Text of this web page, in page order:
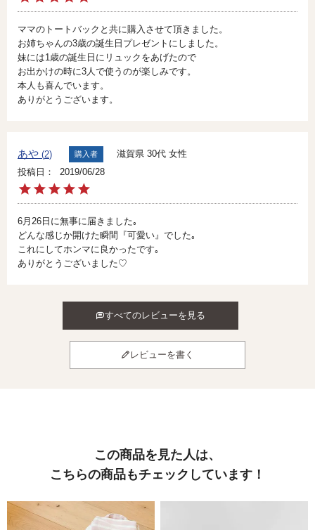
ママのトートバックと共に購入させて頂きました。
お姉ちゃんの3歳の誕生日プレゼントにしました。
妹には1歳の誕生日にリュックをあげたので
お出かけの時に3人で使うのが楽しみです。
本人も喜んでいます。
ありがとうございます。
あや 2 購入者 滋賀県 30代 女性
投稿日
2019/06/28
6月26日に無事に届きました｡
どんな感じか開けた瞬間『可愛い』でした｡
これにしてホンマに良かったです｡
ありがとうございました♡
すべてのレビューを見る
レビューを書く
この商品を見た人は、
こちらの商品もチェックしています！